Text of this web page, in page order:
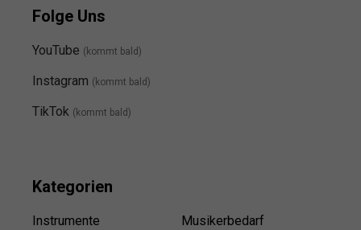
Folge Uns
YouTube (kommt bald)
Instagram (kommt bald )
TikTok (kommt bald)
Kategorien
Instrumente
Musikerbedarf